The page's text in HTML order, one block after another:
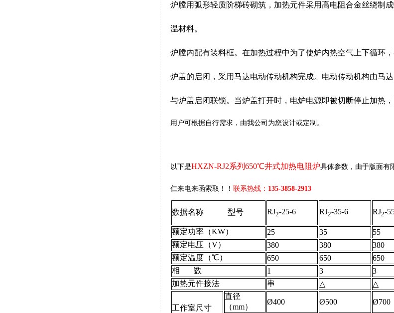
炉膛用弧形轻质阶梯砖砌筑，加热元件采用高电阻合金丝绕制
温材料。
炉膛内配有装料框。在加热过程中为了使炉内热空气上下循环
炉盖的启闭，采用马达电动传动机构完成。电动传动机构由马
与炉盖启闭联锁。当炉盖打开时，电炉电源即被切断停止加热
用户可根据自行需求，由我公司为您设计或定制。
以下是HXZN-RJ2系列650℃井式加热电阻炉具体参数，由于版面有
仁来电来函索取！！ 联系热线： 135-3858-2913
数据名称 型号 RJ2-25-6 RJ2-35-6 RJ2-
额定功率（KW） 25 35 55
额定电压（V）
380 380 380
额定温度（℃）
650 650 650
相 数
1 3 3
加热元件接法
串 △ △
工作室尺寸
直径
（mm）
Ø400 Ø500 Ø700